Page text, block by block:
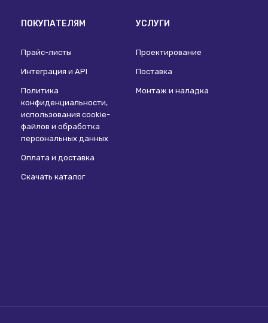
ПОКУПАТЕЛЯМ
Прайс-листы
Интеграция и API
Политика
конфиденциальности,
использования сookie-
файлов и обработка
персональных данных
Оплата и доставка
Скачать каталог
УСЛУГИ
Проектирование
Поставка
Монтаж и наладка